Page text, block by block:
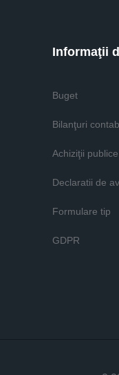
Informaţii
Buget
Bilanţuri
Achiziţii publice
Declaratii de
Formulare tip
GDPR